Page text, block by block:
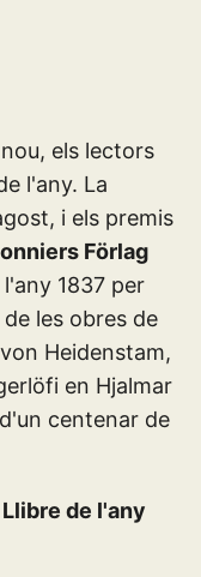
els lectors
l'any. La
i els premis
Förlag
1837 per
les obres de
Heidenstam,
en Hjalmar
centenar de
Llibre de l'any